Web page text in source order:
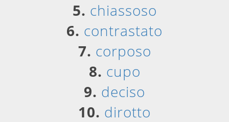
5. chiassoso
6. contrastato
7. corposo
8. cupo
9. deciso
10. dirotto